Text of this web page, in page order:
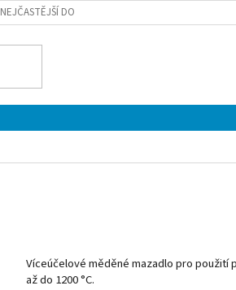
NEJČASTĚJŠÍ DOTAZY
Víceúčelové měděné mazadlo pro použití
až do 1200 °C.